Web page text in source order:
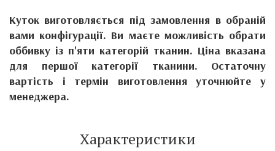
Куток виготовляється під замовлення в обраній
вами конфігурації. Ви маєте можливість обрати
оббивку із п'яти категорій тканин. Ціна вказана
для першої категорії тканини. Остаточну
вартість і термін виготовлення уточнюйте у
менеджера.
Характеристики